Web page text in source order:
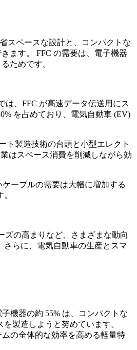
スペースな設計と、コンパクトな
ます。 FFC の需要は、電子機器
ためです。
、FFC が高速データ伝送用にス
を占めており、電気自動車 (EV)
ト製造技術の台頭と小型エレクト
はスペース消費を削減しながら効
ーブルの需要は大幅に増加する
ズの高まりなど、さまざまな動向
らに、電気自動車の生産とスマ
機器の約 55% は、コンパクトな
製造しようと努めています。
の全体的な効率を高める軽量特